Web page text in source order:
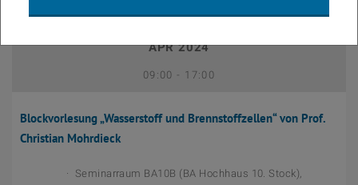
September 12th, 2023
08. - 09.
APR 2024
09:00 - Bis
17:00
Blockvorlesung „Wasserstoff und Brennstoffzellen“ von Prof.
Christian Mohrdieck
Seminarraum BA10B (BA Hochhaus 10. Stock),